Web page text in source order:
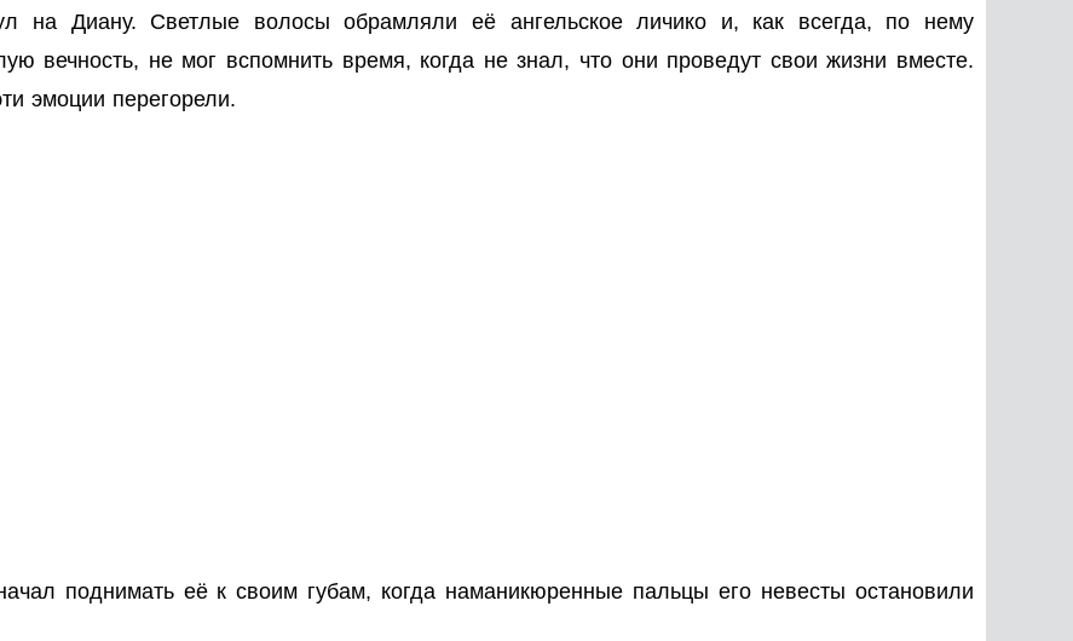
на Диану. Светлые волосы обрамляли её ангельское личико и, как всегда, по нему
вечность, не мог вспомнить время, когда не знал, что они проведут свои жизни вместе.
эмоции перегорели.
поднимать её к своим губам, когда наманикюренные пальцы его невесты остановили